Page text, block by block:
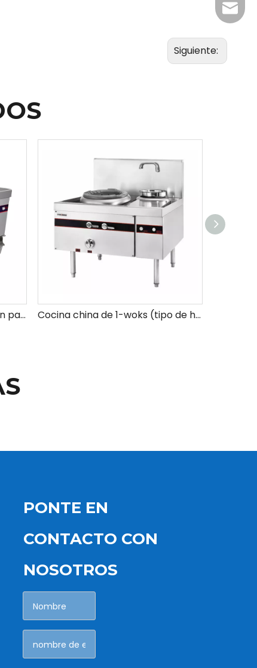
Siguiente:
Mejor gama de wok grande sin palos (con soplador) Cocina china de 1-woks (tipo de hierro fundido con soplador)
PONTE EN
CONTACTO CON
NOSOTROS